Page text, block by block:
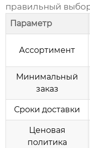
правильный
Параметр
Ассортимент
Минимальный
заказ
Сроки доставки
Ценовая
политика